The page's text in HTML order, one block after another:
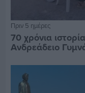
Πριν 5 ημέρες
70 χρόνια
Ανδρεάδειο